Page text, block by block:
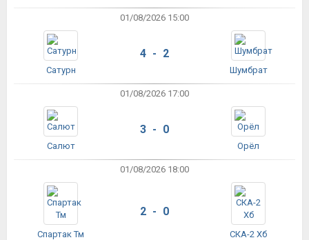
01/08/2026 15:00
Сатурн
4 - 2
Шумбрат
01/08/2026 17:00
Салют
3 - 0
Орёл
01/08/2026 18:00
Спартак Тм
2 - 0
СКА-2 Хб